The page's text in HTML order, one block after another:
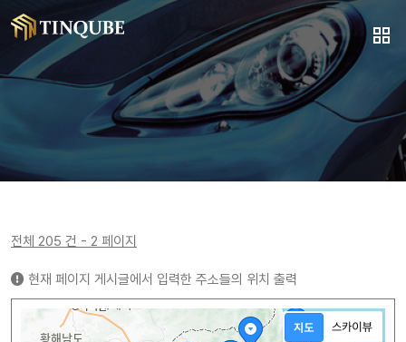
전체 205 건 - 2 페이지
현재 페이지 게시글에서 입력한 주소들의 위치 출력